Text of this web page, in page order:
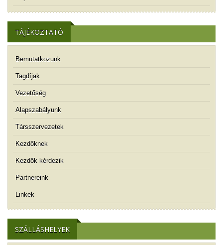
TÁJÉKOZTATÓ
Bemutatkozunk
Tagdíjak
Vezetőség
Alapszabályunk
Társszervezetek
Kezdőknek
Kezdők kérdezik
Partnereink
Linkek
SZÁLLÁSHELYEK